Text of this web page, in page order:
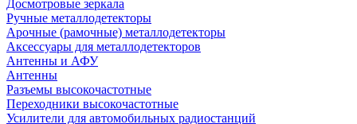
Досмотровые зеркала
Ручные металлодетекторы
Арочные (рамочные) металлодетекторы
Аксессуары для металлодетекторов
Антенны и АФУ
Антенны
Разъемы высокочастотные
Переходники высокочастотные
Усилители для автомобильных радиостанций